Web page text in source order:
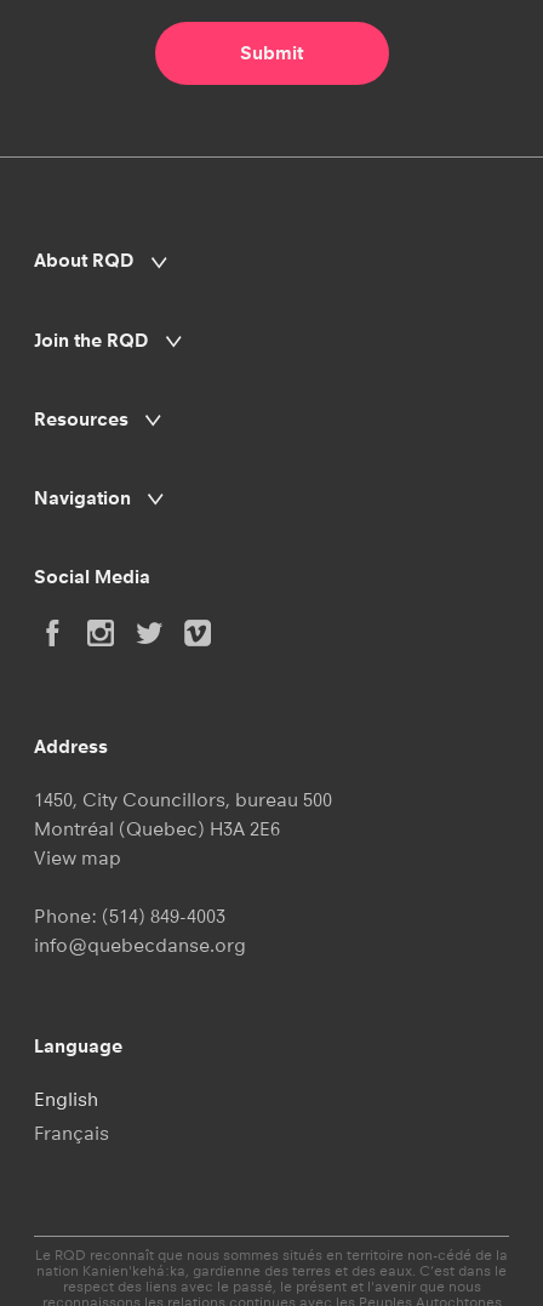
About RQD
Join the RQD
Resources
Navigation
Social Media
Address
1450, City Councillors, bureau 500
Montréal (Quebec) H3A 2E6
View map
Phone: (514) 849-4003
info@quebecdanse.org
Language
English
Français
Le RQD reconnaît que nous sommes situés en territoire non-cédé de la
nation Kanien'kehá:ka, gardienne des terres et des eaux. C’est dans le
respect des liens avec le passé, le présent et l'avenir que nous